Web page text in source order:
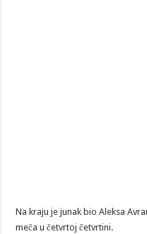
Na kraju je junak bio Aleksa
meča u četvrtoj četvrtini.